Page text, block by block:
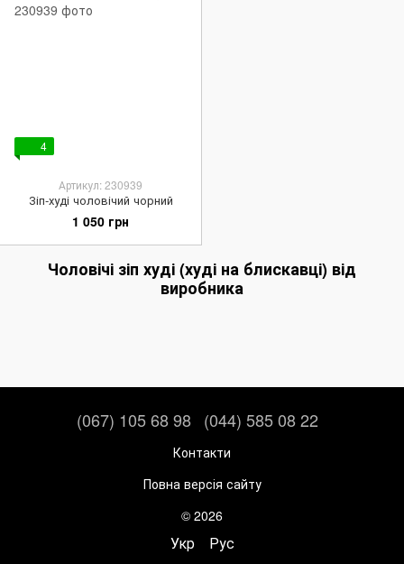
4
Артикул: 230939
Зіп-худі чоловічий чорний
1 050 грн
Чоловічі зіп худі (худі на блискавці) від
виробника
(067) 105 68 98 (044) 585 08 22
Контакти
Повна версія сайту
© 2026
Укр Рус